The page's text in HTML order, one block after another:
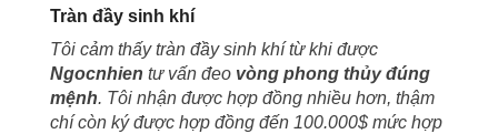
Tràn đầy sinh khí
Tôi cảm thấy tràn đầy sinh khí từ khi được
Ngocnhien tư vấn đeo vòng phong thủy đúng
mệnh. Tôi nhận được hợp đồng nhiều hơn, thậm
chí còn ký được hợp đồng đến 100.000$ mức hợp